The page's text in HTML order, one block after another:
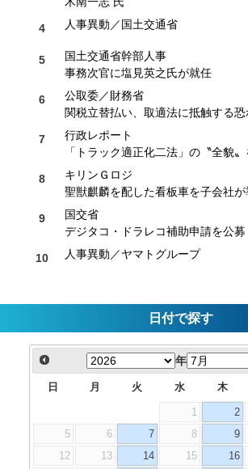
人事異動／国土交通省
国土交通省幹部人事
事務次官に塩見英之氏が就任
公取委／財務省
関税立替払い、取適法に抵触する
行政レポート
「トラック適正化二法」の〝全貌〟
キリンＧロジ
聖獣麒麟を配した看板車を子会社が
国交省
デジタコ・ドラレコ補助申請を公募
人事異動／ヤマトグループ
日付で探す
年
日 月 火 水 木
1 2
5
6 7 8 9
12
13 14 15 16